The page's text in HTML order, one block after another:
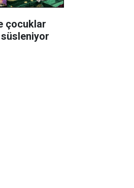
çocuklar